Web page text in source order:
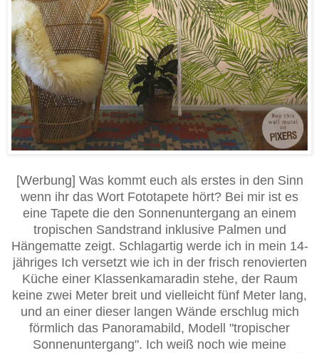
[Werbung] Was kommt euch als erstes in den Sinn
wenn ihr das Wort Fototapete hört? Bei mir ist es
eine Tapete die den Sonnenuntergang an einem
tropischen Sandstrand inklusive Palmen und
Hängematte zeigt. Schlagartig werde ich in mein 14-
jähriges Ich versetzt wie ich in der frisch renovierten
Küche einer Klassenkamaradin stehe, der Raum
keine zwei Meter breit und vielleicht fünf Meter lang,
und an einer dieser langen Wände erschlug mich
förmlich das Panoramabild, Modell "tropischer
Sonnenuntergang". Ich weiß noch wie meine